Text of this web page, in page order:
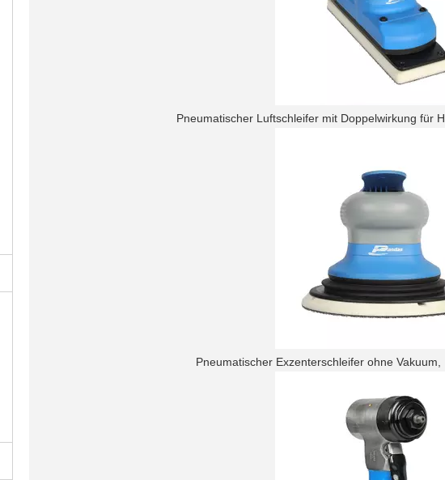
Pneumatischer Luftschleifer mit Doppelwirkung für
Pneumatischer Exzenterschleifer ohne